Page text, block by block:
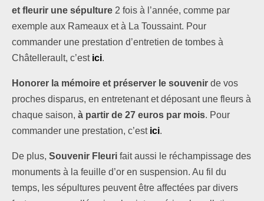
et fleurir une sépulture 2 fois à l’année, comme par
exemple aux Rameaux et à La Toussaint. Pour
commander une prestation d’entretien de tombes à
Châtellerault, c’est ici.
Honorer la mémoire et préserver le souvenir de vos
proches disparus, en entretenant et déposant une fleurs à
chaque saison, à partir de 27 euros par mois. Pour
commander une prestation, c’est ici.
De plus, Souvenir Fleuri fait aussi le réchampissage des
monuments à la feuille d’or en suspension. Au fil du
temps, les sépultures peuvent être affectées par divers